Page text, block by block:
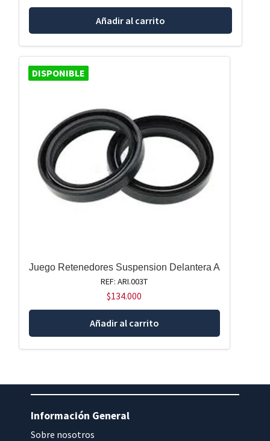
Añadir al carrito
DISPONIBLE
Juego Retenedores Suspension Delantera A
REF: ARI.003T
$134.000
Añadir al carrito
Información General
Sobre nosotros